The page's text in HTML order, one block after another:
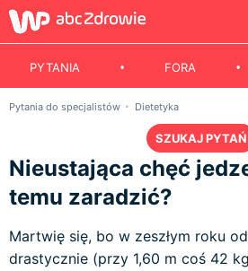
PYTANIA FORA
Pytania do specjalistów Dietetyka
SZUKAJ PYTAŃ
Nieustająca chęć
temu zaradzić?
Martwię się, bo w zeszłym roku
drastycznie (przy 1,60 m coś 42